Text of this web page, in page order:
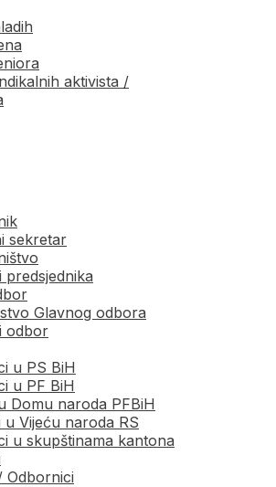
aktivista /
sekretar
predsjednika
Glavnog odbora
odbor
u PS BiH
u PF BiH
Domu naroda PFBiH
u Vijeću naroda RS
u skupštinama kantona
Odbornici